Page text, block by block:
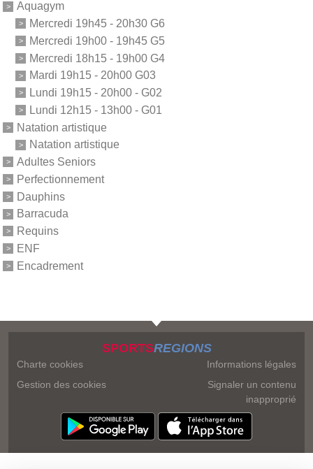
Aquagym
Mercredi 19h45 - 20h30 G6
Mercredi 19h00 - 19h45 G5
Mercredi 18h15 - 19h00 G4
Mardi 19h15 - 20h00 G03
Lundi 19h15 - 20h00 - G02
Lundi 12h15 - 13h00 - G01
Natation artistique
Natation artistique
Adultes Seniors
Perfectionnement
Dauphins
Barracuda
Requins
ENF
Encadrement
SPORTSREGIONS
Charte cookies
Gestion des cookies
Informations légales
Signaler un contenu
inapproprié